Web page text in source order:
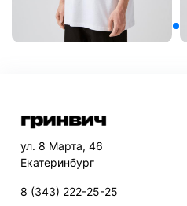
ул. 8 Марта, 46
Екатеринбург
8 (343) 222-25-25